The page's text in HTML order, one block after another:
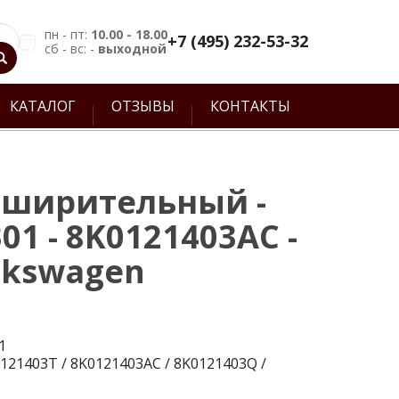
пн - пт: 10.00 - 18.00
сб - вс: - выходной+7 (495) 232-53-32
КАТАЛОГ ОТЗЫВЫ КОНТАКТЫ
-
- 8K0121403AC -
/ 8K0121403AC / 8K0121403Q /